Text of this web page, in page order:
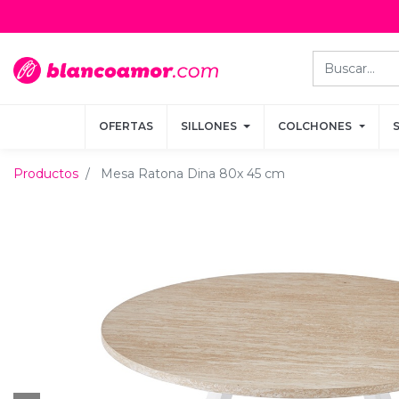
OFERTAS SILLONES COLCHONES
OFERTAS SILLONES COLCHONES
Productos Mesa Ratona Dina 80x 45 cm